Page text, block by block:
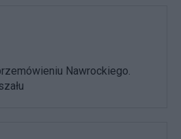
Nawrockiego.